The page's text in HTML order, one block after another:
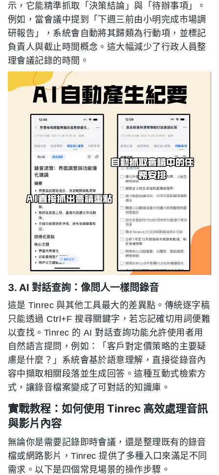
示，它能精準抓取「決策結論」與「待辦事項」。
例如，當會議中提到「下週三前由小明完成市場調
研報告」，系統會自動將其歸類為行動項，並標記
負責人與截止時間概念。這大幅減少了行政人員整
理會議記錄的時間。
3. AI 對話查詢：像問人一樣問錄音
這是 Tinrec 與其他工具最大的差異點。傳統逐字稿
只能透過 Ctrl+F 搜尋關鍵字，若忘記確切用詞便難
以查找。Tinrec 的 AI 對話查詢功能允許使用者用
自然語言提問，例如：「客戶對定價策略的主要疑
慮是什麼？」系統會基於語意理解，直接從錄音內
容中擷取相關段落並生成回答。這種互動式檢索方
式，讓錄音檔案變成了可對話的知識庫。
實戰教程：如何使用 Tinrec 高效處理音訊
與影片內容
無論你是需要記錄即時會議，還是整理既有的錄音
檔或網路影片，Tinrec 提供了多種入口來滿足不同
需求。以下是四個常見場景的操作步驟。